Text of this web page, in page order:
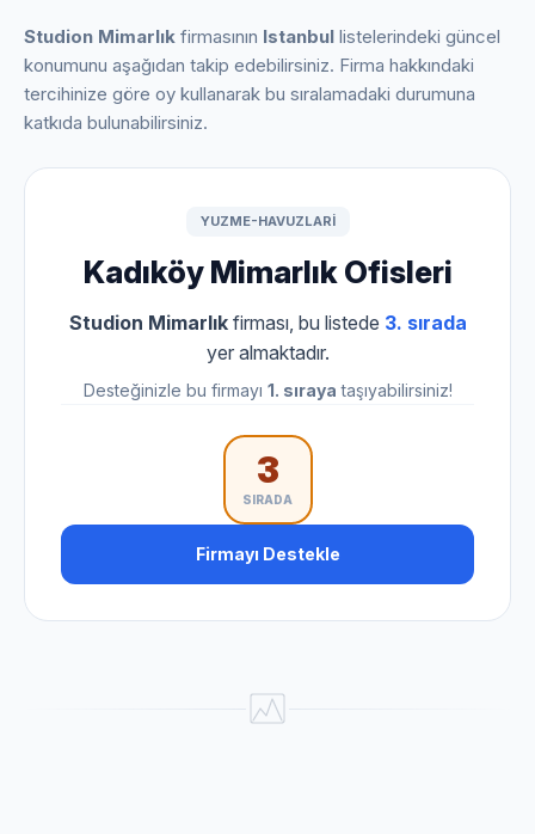
Studion Mimarlık firmasının Istanbul listelerindeki güncel
konumunu aşağıdan takip edebilirsiniz. Firma hakkındaki
tercihinize göre oy kullanarak bu sıralamadaki durumuna
katkıda bulunabilirsiniz.
YUZME-HAVUZLARI
Kadıköy Mimarlık Ofisleri
Studion Mimarlıkfirması, bu listede 3. sırada
yer almaktadır.
Desteğinizle bu firmayı 1. sıraya taşıyabilirsiniz!
3
SIRADA
Firmayı Destekle